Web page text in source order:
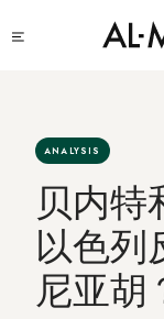
转
ANALYSIS
贝内特
以色列
尼亚胡